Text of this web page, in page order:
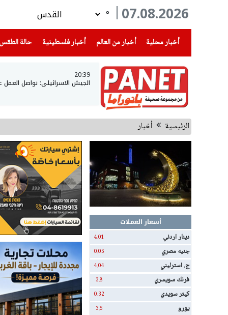
07.08.2026
°
أخبار محلية
(current) أخبار من العالم أخبار فلسطينية(current) حالة الطقس
20:39
الجيش الاسرائيلي: نواصل
الرئيسية أخبار
أسعار العملات
دينار اردني
4.01
جنيه مصري 0.05
ج. استرليني 4.04
فرنك سويسري 3.8
كيتر سويدي 0.32
يورو 3.5